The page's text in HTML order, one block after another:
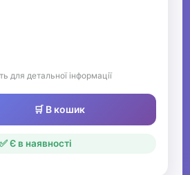
для детальної інформації
🛒 В кошик
✅ Є в наявності